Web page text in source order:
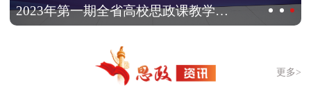
2023年第一期全省高校思政课教学技能“大展示”活动暨第二期高校思政课骨干教师教学能力提升集训营结束
更多>